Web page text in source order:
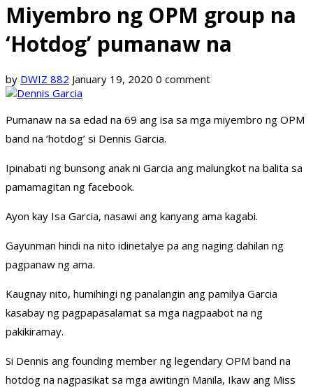
Miyembro ng OPM group na
‘Hotdog’ pumanaw na
by DWIZ 882 January 19, 2020 0 comment
Pumanaw na sa edad na 69 ang isa sa mga miyembro ng OPM
band na ‘hotdog’ si Dennis Garcia.
Ipinabati ng bunsong anak ni Garcia ang malungkot na balita sa
pamamagitan ng facebook.
Ayon kay Isa Garcia, nasawi ang kanyang ama kagabi.
Gayunman hindi na nito idinetalye pa ang naging dahilan ng
pagpanaw ng ama.
Kaugnay nito, humihingi ng panalangin ang pamilya Garcia
kasabay ng pagpapasalamat sa mga nagpaabot na ng
pakikiramay.
Si Dennis ang founding member ng legendary OPM band na
hotdog na nagpasikat sa mga awitingn Manila, Ikaw ang Miss